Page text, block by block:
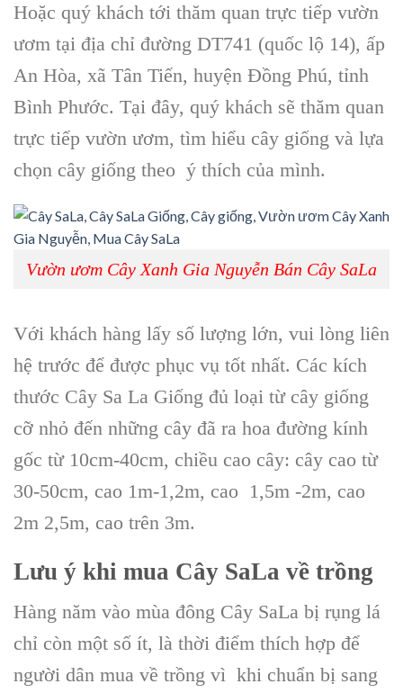
Hoặc quý khách tới thăm quan trực tiếp vườn
ươm tại địa chỉ đường DT741 (quốc lộ 14), ấp
An Hòa, xã Tân Tiến, huyện Đồng Phú, tỉnh
Bình Phước. Tại đây, quý khách sẽ thăm quan
trực tiếp vườn ươm, tìm hiểu cây giống và lựa
chọn cây giống theo ý thích của mình.
Vườn ươm Cây Xanh Gia Nguyễn Bán Cây SaLa
Với khách hàng lấy số lượng lớn, vui lòng liên
hệ trước để được phục vụ tốt nhất. Các kích
thước Cây Sa La Giống đủ loại từ cây giống
cỡ nhỏ đến những cây đã ra hoa đường kính
gốc từ 10cm-40cm, chiều cao cây: cây cao từ
30-50cm, cao 1m-1,2m, cao 1,5m -2m, cao
2m 2,5m, cao trên 3m.
Lưu ý khi mua Cây SaLa về trồng
Hàng năm vào mùa đông Cây SaLa bị rụng lá
chỉ còn một số ít, là thời điểm thích hợp để
người dân mua về trồng vì khi chuẩn bị sang